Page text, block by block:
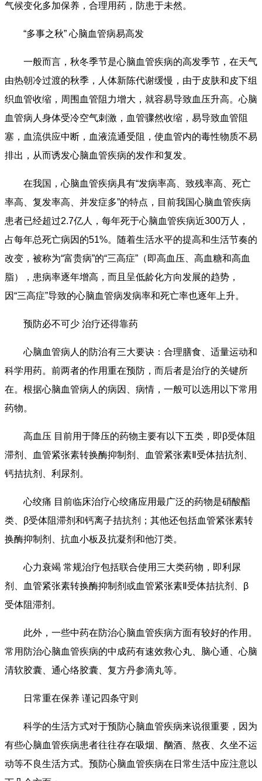
气候变化多加保养，合理用药，防患于未然。
“多事之秋” 心脑血管病易高发
一般而言，秋冬季节是心脑血管疾病的高发季节，在天气
由热朝冷过渡的秋季，人体新陈代谢缓慢，由于皮肤和皮下组
织血管收缩，周围血管阻力增大，就容易导致血压升高。心脑
血管病人身体受冷空气刺激，血管骤然收缩，易导致血管阻
塞，血流供应中断，血液流通受阻，使血管内的毒性物质不易
排出，从而诱发心脑血管疾病的发作和复发。
在我国，心脑血管疾病具有“发病率高、致残率高、死亡
率高、复发率高、并发症多”的特点，目前我国心脑血管疾病
患者已经超过2.7亿人，每年死于心脑血管疾病近300万人，
占每年总死亡病因的51%。随着生活水平的提高和生活节奏的
改变，被称为“富贵病”的“三高症”（即高血压、高血糖和高血
脂），患病率逐年增高，而且呈低龄化方向发展的趋势，
因“三高症”导致的心脑血管病发病率和死亡率也逐年上升。
预防必不可少 治疗还得靠药
心脑血管病人的防治有三大要诀：合理膳食、适量运动和
科学用药。前两者的作用重在预防，而后者是治疗的关键所
在。根据心脑血管病人的病因、病情，一般可以选用以下常用
药物。
高血压 目前用于降压的药物主要有以下五类，即β受体阻
滞剂、血管紧张素转换酶抑制剂、血管紧张素Ⅱ受体拮抗剂、
钙拮抗剂、利尿剂。
心绞痛 目前临床治疗心绞痛应用最广泛的药物是硝酸酯
类、β受体阻滞剂和钙离子拮抗剂；其他还包括血管紧张素转
换酶抑制剂、抗血小板及抗凝剂和他汀类。
心力衰竭 常规治疗包括联合使用三大类药物，即利尿
剂、血管紧张素转换酶抑制剂或血管紧张素Ⅱ受体拮抗剂、β
受体阻滞剂。
此外，一些中药在防治心脑血管疾病方面有较好的作用。
常用防治心脑血管疾病的中成药有速效救心丸、脑心通、心脑
清软胶囊、通心络胶囊、复方丹参滴丸等。
日常重在保养 谨记四条守则
科学的生活方式对于预防心脑血管疾病来说很重要，因为
有些心脑血管疾病患者往往存在吸烟、酗酒、熬夜、久坐不运
动等不良生活方式。预防心脑血管疾病在日常生活中应注意以